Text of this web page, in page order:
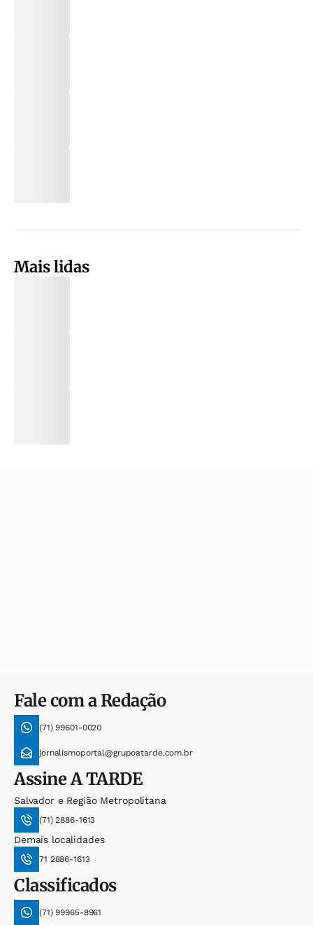
Mais lidas
Fale com a Redação
(71) 99601-0020
jornalismoportal@grupoatarde.com.br
AssineA TARDE
Salvador e Região Metropolitana
(71) 2886-1613
Demais localidades
71 2886-1613
Classificados
(71) 99965-8961